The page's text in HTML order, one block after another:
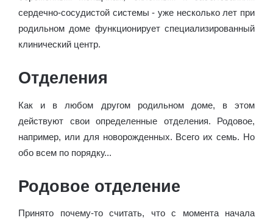
сердечно-сосудистой системы - уже несколько лет при
родильном доме функционирует специализированный
клинический центр.
Отделения
Как и в любом другом родильном доме, в этом
действуют свои определенные отделения. Родовое,
например, или для новорожденных. Всего их семь. Но
обо всем по порядку...
Родовое отделение
Принято почему-то считать, что с момента начала